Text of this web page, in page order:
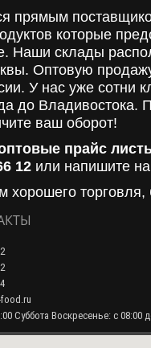
прямым
которые
Наши склады
Оптовую
У нас уже сотни
до Владивостока.
ваш оборот!
прайс
12 или напишите на
хорошего торговля,
Суббота Воскресенье: с 08:00